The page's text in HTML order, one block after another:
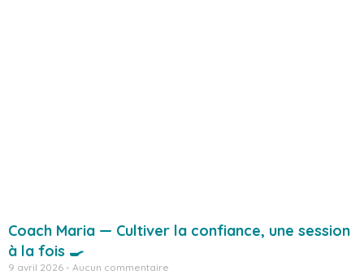
Coach Maria — Cultiver la confiance, une session
à la fois 🍳
9 avril 2026 Aucun commentaire